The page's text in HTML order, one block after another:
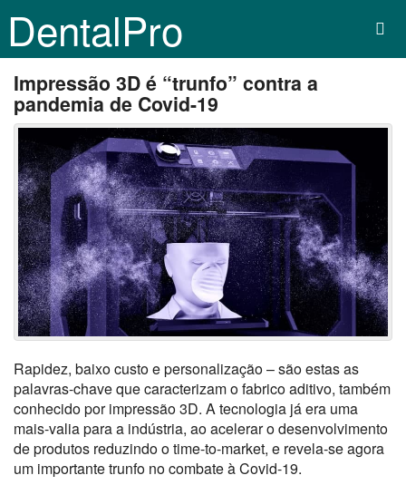
DentalPro
Impressão 3D é “trunfo” contra a
pandemia de Covid-19
Rapidez, baixo custo e personalização – são estas as
palavras-chave que caracterizam o fabrico aditivo, também
conhecido por impressão 3D. A tecnologia já era uma
mais-valia para a indústria, ao acelerar o desenvolvimento
de produtos reduzindo o time-to-market, e revela-se agora
um importante trunfo no combate à Covid-19.